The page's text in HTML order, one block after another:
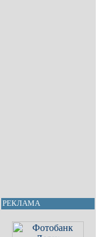
РЕКЛАМА